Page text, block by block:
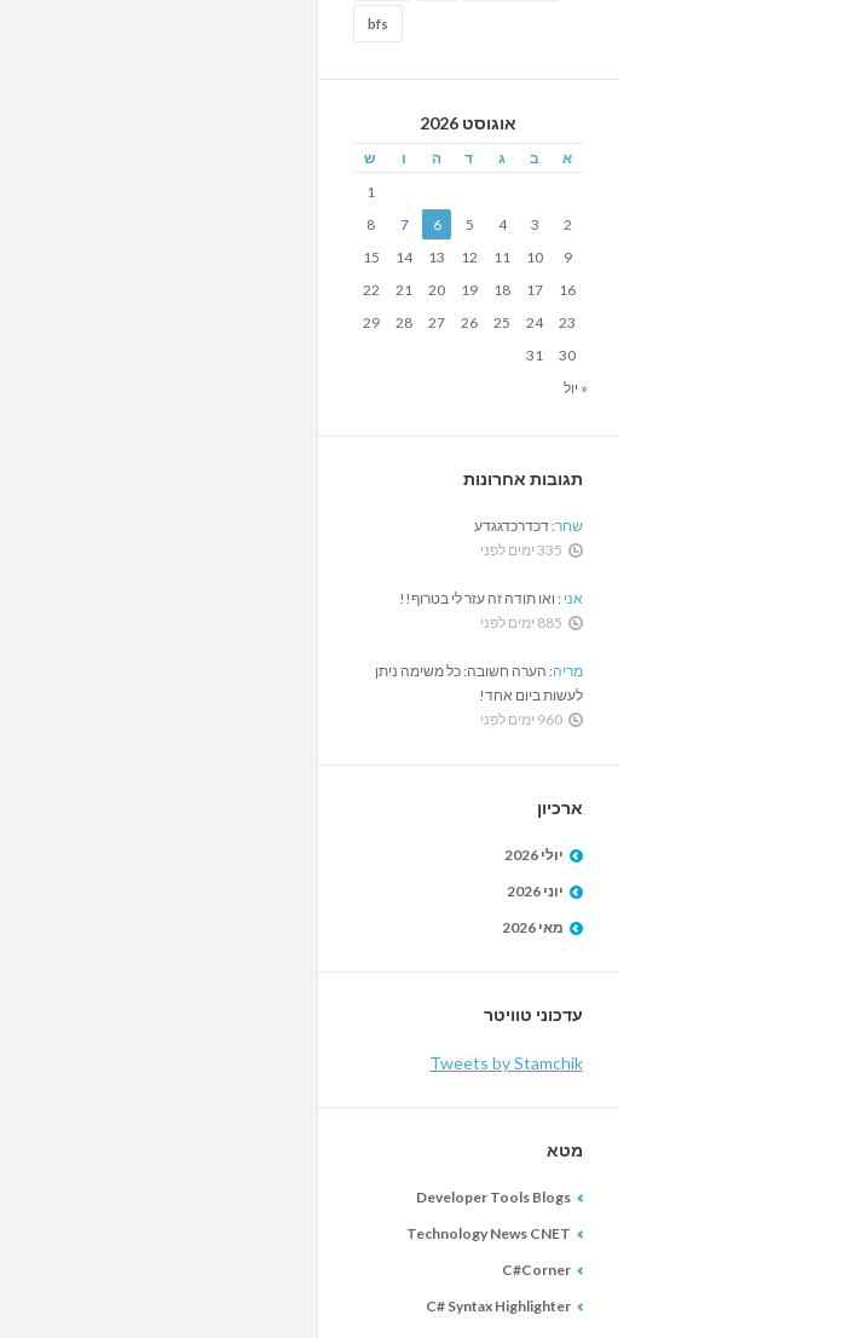
bfs
אוגוסט 2026
א ב ג ד ה ו ש
« יול
1
2
3
4
5
6
7
8
9
10
11
12
13
14
15
16
17
18
19
20
21
22
23
24
25
26
27
28
29
30
31
תגובות אחרונות
שחר: דכדרכדגגדע
335 ימים לפני
אני : ואו תודה זה עזר לי בטרוף!!
885 ימים לפני
מריה: הערה חשובה: כל משימה ניתן
לעשות ביום אחד!
960 ימים לפני
ארכיון
יולי 2026
יוני 2026
מאי 2026
עדכוני טוויטר
Tweets by Stamchik
מטא
Developer Tools Blogs
Technology News CNET
C#Corner
C# Syntax Highlighter